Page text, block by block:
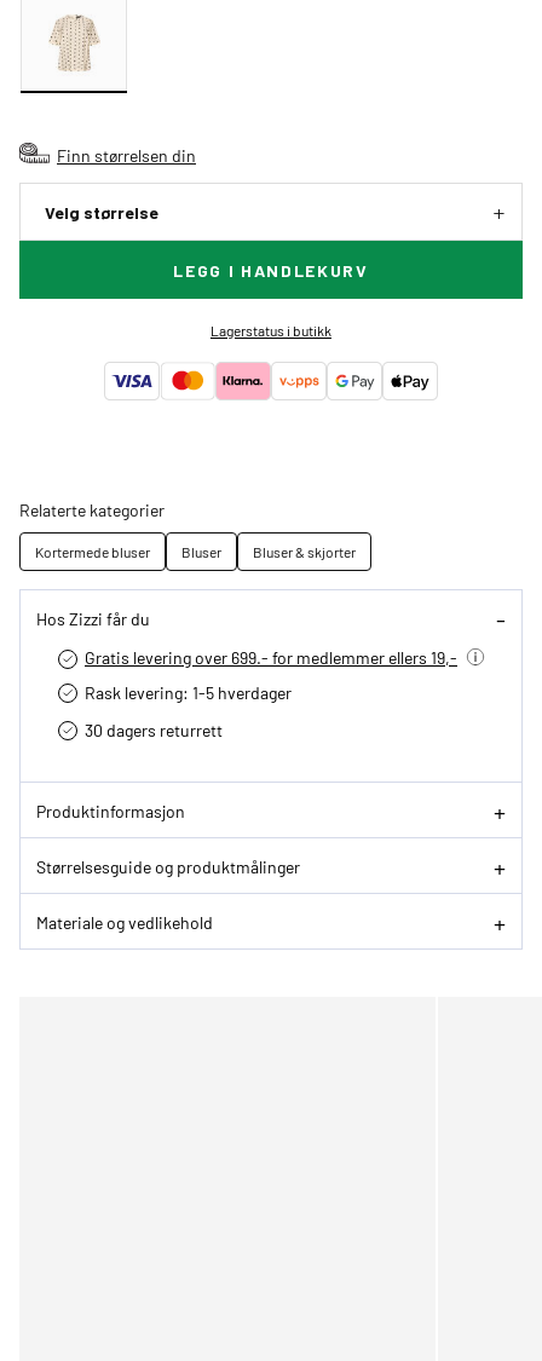
Finn størrelsen din
Velg størrelse
LEGG I HANDLEKURV
Lagerstatus i butikk
Relaterte kategorier
Kortermede bluser Bluser Bluser & skjorter
Hos Zizzi får du
Gratis levering over 699.- for medlemmer ellers 19,-
Rask levering: 1-5 hverdager
30 dagers returrett
Produktinformasjon
Størrelsesguide og produktmålinger
Materiale og vedlikehold